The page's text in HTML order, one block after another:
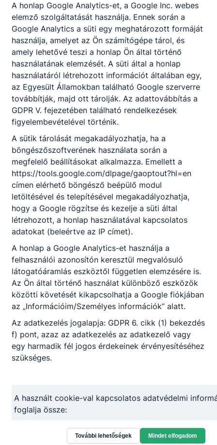
ellátja az eladásra kerülő áruk átvételével,
raktározásával, készletezésével és
állagmegóvásával kapcsolatos
feladatokat;
kialakítja és fenntartja az üzlet polcképét;
kezeli a kereskedelmi egységekben
használatos szoftvereket és mobil
alkalmazásokat;
elvégzi az online értékesítéshez
kapcsolódó szolgáltatásokat;
szakszerűen használja a pénztárgépet;
kezeli a vevői panaszokat;
kezeli a szakterületének megfelelő
gépeket, berendezéseket, eszközöket.
Megosztás
Partnereink
A honlap Google Analytics-et, a Google Inc. webes
elemző szolgáltatását használja. Ennek során a
Google Analytics a süti egy meghatározott formáját
használja, amelyet az Ön számítógépe tárol, és
amely lehetővé teszi a honlap Ön által történő
használatának elemzését. A süti által a honlap
használatáról létrehozott információt általában egy,
az Egyesült Államokban található Google szerverre
továbbítják, majd ott tárolják. Az adattovábbítás a
GDPR V. fejezetében található rendelkezések
figyelembevételével történik.
A sütik tárolását megakadályozhatja, ha a
böngészőszoftverének használata során a
megfelelő beállításokat alkalmazza. Emellett a
https://tools.google.com/dlpage/gaoptout?hl=en
címen elérhető böngésző beépülő modul
letöltésével és telepítésével megakadályozhatja,
hogy a Google rögzítse és kezelje a süti által
létrehozott, a honlap használatával kapcsolatos
adatokat (beleértve az IP címet).
A honlap a Google Analytics-et használja a
felhasználói azonosítón keresztül megvalósuló
látogatóáramlás eszköztől független elemzésére is.
Az Ön által történő használat különböző eszközök
közötti követését kikapcsolhatja a Google fiókjában
az „Információim/Személyes információk” alatt.
Az adatkezelés jogalapja: GDPR 6. cikk (1) bekezdés
f) pont, azaz az adatkezelés az adatkezelő vagy
egy harmadik fél jogos érdekeinek érvényesítéséhez
szükséges.
A használt cookie-val kapcsolatos adatvédelmi
foglalja össze:
További lehetőségek Mindet elfogadom